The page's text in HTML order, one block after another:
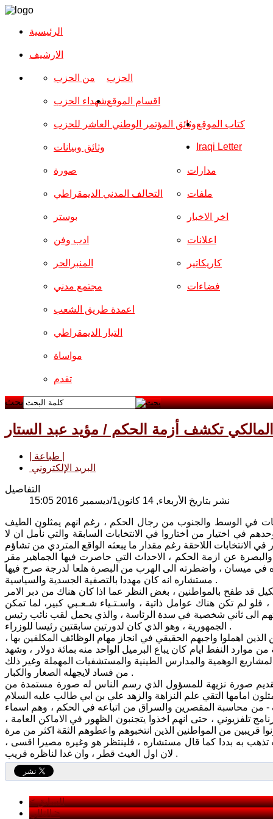
الرئيسية
الارشیف
الحزب من الحزب
شهداء الحزب
وثائق المؤتمر الوطني العاشر للحزب
وثائق وبيانات
اقسام الموقع
صورة
التحالف المدني الديمقراطي
بوستر
ادب وفن
المنبرالحر
مجتمع مدني
مدارات
ملفات
اخر الاخبار
اعلانات
كاريكاتير
فضاءات
اعمدة طريق الشعب
التيار الديمقراطي
مواساة
تقدم
كتاب الموقع
Iraqi Letter
بحث
تكشف أزمة الحكم / مؤيد عبد الستار
البريد الإلكتروني
التفاصيل
نشر بتاريخ الأربعاء, 14 كانون1/ديسمبر 2016 15:05
في الوسط والجنوب من رجال الحكم ، رغم انهم يمثلون الطيف
في اختيار من اختاروا في الانتخابات السابقة والتي نأمل ان لا
عن ازمة الحكم ، الاحداث التي حاصرت فيها الجماهير مقر
في ميسان ، واضطرته الى الهرب من البصرة هلعا لدرجة صرح فيها
مستشاره انه كان مهددا بالتصفية الجسدية والسياسية .
قد طفح بالمواطنين ، بغض النظر عما اذا كان هناك من دبر الامر
تكن هناك عوامل ذاتية ، واسـتـياء شـعـبي كبير، لما تمكن
الى ثاني شخصية في سدة الرئاسة ، والذي يحمل لقب نائب رئيس
الجمهورية ، وهو الذي كان لدورتين سابقتين رئيسا للوزراء .
اهملوا واجبهم الحقيقي في انجاز مهام الوظائف المكلفين بها ،
موارد النفط ايام كان يباع البرميل الواحد منه بمائة دولار ، وشهد
الوهمية والمدارس الطينية والمستشفيات المهملة وغير ذلك
من فساد لايجهله الصغار والكبار .
صورة نزيهة للمسؤول الذي رسم الناس له صورة مستمدة من
من محاسبة المقصرين والسراق من اتباعه في الحكم ، وهم اسماء
تلفزيوني ، حتى انهم اخذوا يتجنبون الظهور في الاماكن العامة ،
تذهب به بددا كما قال مستشاره ، فلينتظر هو وغيره مصيرا اقسى ،
لان اول الغيث قطر ، وان غدا لناظره قريب .
< السابق
التالي >